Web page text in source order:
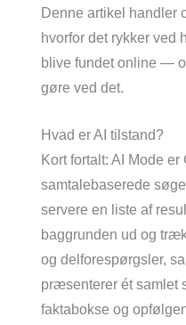
Denne artikel handler
hvorfor det rykker ved
blive fundet online —
gøre ved det.
Hvad er AI tilstand?
Kort fortalt: AI Mode er
samtalebaserede
servere en liste af
baggrunden ud og
og delforespørgsler,
præsenterer ét samlet
faktabokse og